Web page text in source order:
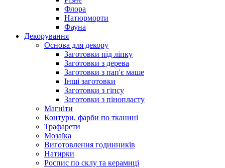
Флора
Натюрморти
Фауна
Декорування
Основа для декору
Заготовки під ліпку
Заготовки з дерева
Заготовки з пап'є маше
Інші заготовки
Заготовки з гіпсу
Заготовки з пінопласту
Магніти
Контури, фарби по тканині
Трафарети
Мозаїка
Виготовлення годинників
Натирки
Роспис по склу та керамиці